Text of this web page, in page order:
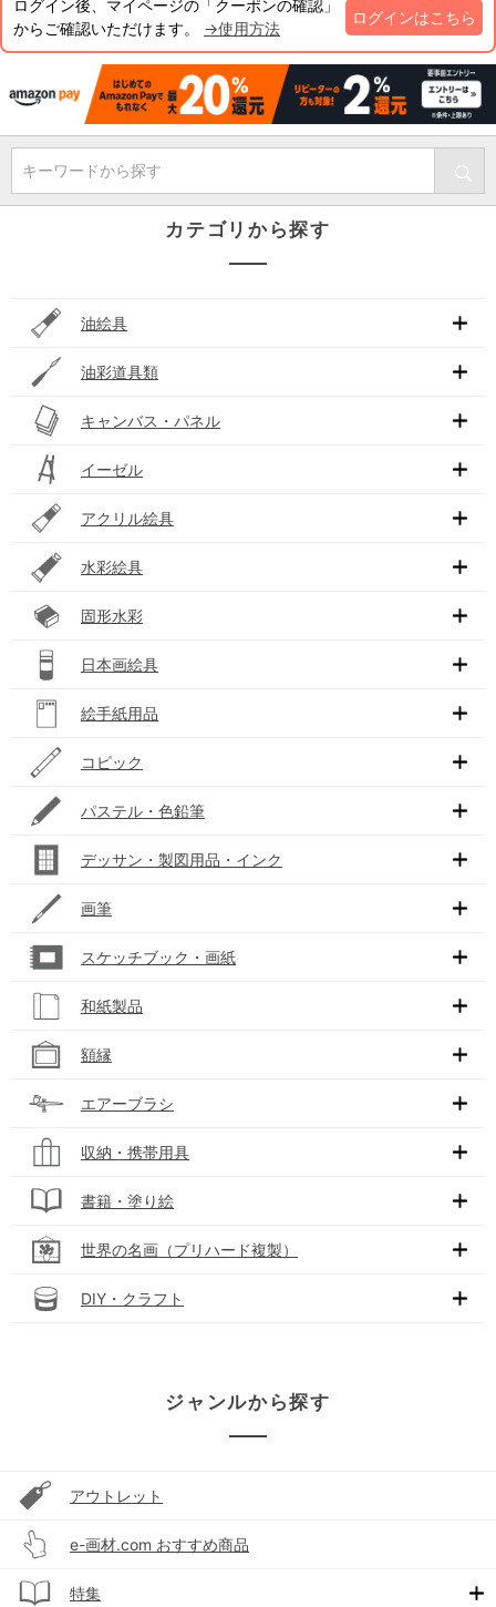
ログイン後、マイページの「クーポンの確認」
からご確認いただけます。 →使用方法
ログインはこちら
キーワードから探す
カテゴリから探す
油絵具
油彩道具類
キャンバス・パネル
イーゼル
アクリル絵具
水彩絵具
固形水彩
日本画絵具
絵手紙用品
コピック
パステル・色鉛筆
デッサン・製図用品・インク
画筆
スケッチブック・画紙
和紙製品
額縁
エアーブラシ
収納・携帯用具
書籍・塗り絵
世界の名画（プリハード複製）
DIY・クラフト
ジャンルから探す
アウトレット
e-画材.com おすすめ商品
特集